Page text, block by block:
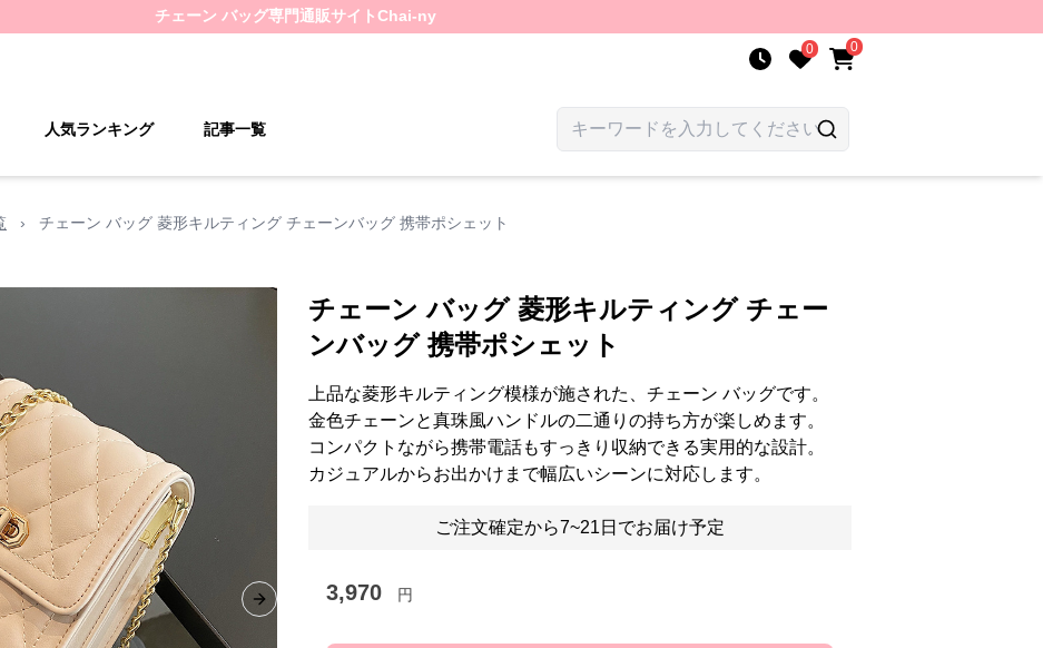
チェーン バッグ専門通販サイトChai-ny
0 0
人気ランキング 記事一覧
› チェーン バッグ 菱形キルティング チェーンバッグ 携帯ポシェット
Next slide
チェーン バッグ 菱形キルティング チェー
ンバッグ 携帯ポシェット
上品な菱形キルティング模様が施された、チェーン バッグです。
金色チェーンと真珠風ハンドルの二通りの持ち方が楽しめます。
コンパクトながら携帯電話もすっきり収納できる実用的な設計。
カジュアルからお出かけまで幅広いシーンに対応します。
ご注文確定から7~21日でお届け予定
3,970 円